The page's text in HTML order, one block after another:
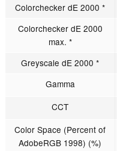
Colorchecker dE 2000 *
Colorchecker dE 2000
max. *
Greyscale dE 2000 *
Gamma
CCT
Color Space (Percent of
AdobeRGB 1998) (%)